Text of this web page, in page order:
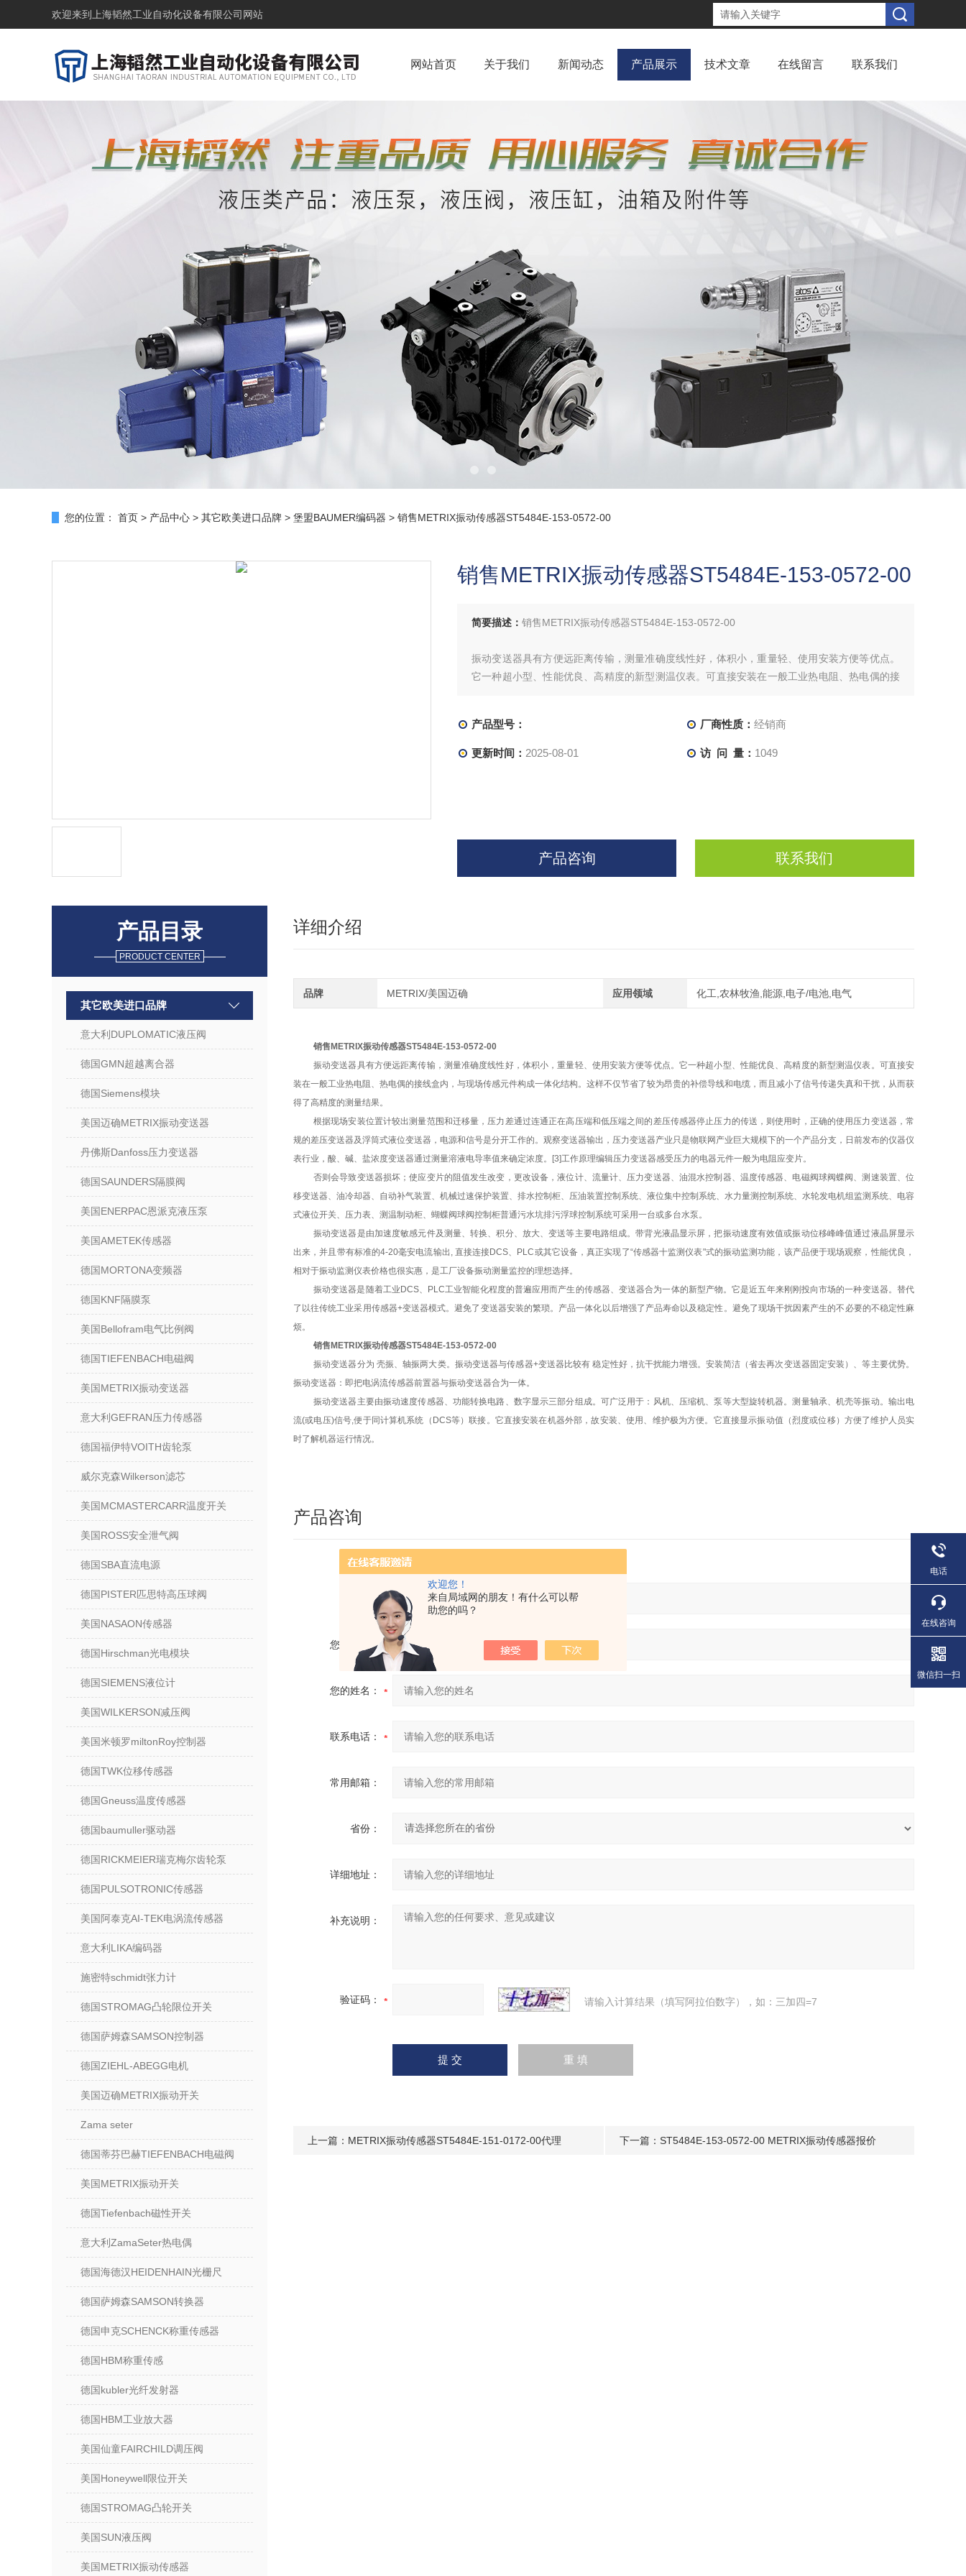
欢迎您！
来自局域网的朋友！有什么可以帮
助您的吗？
欢迎来到 上海韬然工业自动化设备有限公司网站
网站首页 关于我们 新闻动态 产品展示 技术文章 在线留言 联系我们
您的位置： 首页 > 产品中心 > 其它欧美进口品牌 > 堡盟BAUMER编码器 > 销售METRIX振动传感器ST5484E-153-0572-00
销售METRIX振动传感器ST5484E-153-0572-00
简要描述： 销售METRIX振动传感器ST5484E-153-0572-00
振动变送器具有方便远距离传输，测量准确度线性好，体积小，重量轻、使用安装方便等优点。
它一种超小型、性能优良、高精度的新型测温仪表。可直接安装在一般工业热电阻、热电偶的接
根据现场安装位置计较
产品型号： 厂商性质： 经销商
更新时间： 2025-08-01 访 问 量： 1049
产品咨询 联系我们
产品目录
PRODUCT CENTER
其它欧美进口品牌
意大利DUPLOMATIC液压阀
德国GMN超越离合器
德国Siemens模块
美国迈确METRIX振动变送器
丹佛斯Danfoss压力变送器
德国SAUNDERS隔膜阀
美国ENERPAC恩派克液压泵
美国AMETEK传感器
德国MORTONA变频器
德国KNF隔膜泵
美国Bellofram电气比例阀
德国TIEFENBACH电磁阀
美国METRIX振动变送器
意大利GEFRAN压力传感器
德国福伊特VOITH齿轮泵
威尔克森Wilkerson滤芯
美国MCMASTERCARR温度开关
美国ROSS安全泄气阀
德国SBA直流电源
德国PISTER匹思特高压球阀
美国NASAON传感器
德国Hirschman光电模块
德国SIEMENS液位计
美国WILKERSON减压阀
美国米顿罗miltonRoy控制器
德国TWK位移传感器
德国Gneuss温度传感器
德国baumuller驱动器
德国RICKMEIER瑞克梅尔齿轮泵
德国PULSOTRONIC传感器
美国阿泰克AI-TEK电涡流传感器
意大利LIKA编码器
施密特schmidt张力计
德国STROMAG凸轮限位开关
德国萨姆森SAMSON控制器
德国ZIEHL-ABEGG电机
美国迈确METRIX振动开关
Zama seter
德国蒂芬巴赫TIEFENBACH电磁阀
美国METRIX振动开关
德国Tiefenbach磁性开关
意大利ZamaSeter热电偶
德国海德汉HEIDENHAIN光栅尺
德国萨姆森SAMSON转换器
德国申克SCHENCK称重传感器
德国HBM称重传感
德国kubler光纤发射器
德国HBM工业放大器
美国仙童FAIRCHILD调压阀
美国Honeywell限位开关
德国STROMAG凸轮开关
美国SUN液压阀
美国METRIX振动传感器
详细介绍
品牌 METRIX/美国迈确 应用领域 化工,农林牧渔,能源,电子/电池,电气
销售METRIX振动传感器ST5484E-153-0572-00
振动变送器具有方便远距离传输，测量准确度线性好，体积小，重量轻、使用安装方便等优点。它一种超小型、性能优良、高精度的新型测温仪表。可直接安
装在一般工业热电阻、热电偶的接线盒内，与现场传感元件构成一体化结构。这样不仅节省了较为昂贵的补偿导线和电缆，而且减小了信号传递失真和干扰，从而获
得了高精度的测量结果。
根据现场安装位置计较出测量范围和迁移量，压力差通过连通正在高压端和低压端之间的差压传感器停止压力的传送，则使用时，正确的使用压力变送器，常
规的差压变送器及浮筒式液位变送器，电源和信号是分开工作的。观察变送器输出，压力变送器产业只是物联网产业巨大规模下的一个产品分支，日前发布的仪器仪
表行业，酸、碱、盐浓度变送器通过测量溶液电导率值来确定浓度。[3]工作原理编辑压力变送器感受压力的电器元件一般为电阻应变片。
否则会导致变送器损坏；使应变片的阻值发生改变，更改设备，液位计、流量计、压力变送器、油混水控制器、温度传感器、电磁阀球阀蝶阀、测速装置、位
移变送器、油冷却器、自动补气装置、机械过速保护装置、排水控制柜、压油装置控制系统、液位集中控制系统、水力量测控制系统、水轮发电机组监测系统、电容
式液位开关、压力表、测温制动柜、蝴蝶阀球阀控制柜普通污水坑排污浮球控制系统可采用一台或多台水泵。
振动变送器是由加速度敏感元件及测量、转换、积分、放大、变送等主要电路组成。带背光液晶显示屏，把振动速度有效值或振动位移峰峰值通过液晶屏显示
出来，并且带有标准的4-20毫安电流输出, 直接连接DCS、PLC或其它设备，真正实现了“传感器十监测仪表"式的振动监测功能，该产品便于现场观察，性能优良，
相对于振动监测仪表价格也很实惠，是工厂设备振动测量监控的理想选择。
振动变送器是随着工业DCS、PLC工业智能化程度的普遍应用而产生的传感器、变送器合为一体的新型产物。它是近五年来刚刚投向市场的一种变送器。替代
了以往传统工业采用传感器+变送器模式。避免了变送器安装的繁琐。产品一体化以后增强了产品寿命以及稳定性。避免了现场干扰因素产生的不必要的不稳定性麻
烦。
销售METRIX振动传感器ST5484E-153-0572-00
振动变送器分为 壳振、轴振两大类。振动变送器与传感器+变送器比较有 稳定性好，抗干扰能力增强。安装简洁（省去再次变送器固定安装）、等主要优势。
振动变送器：即把电涡流传感器前置器与振动变送器合为一体。
振动变送器主要由振动速度传感器、功能转换电路、数字显示三部分组成。可广泛用于：风机、压缩机、泵等大型旋转机器。测量轴承、机壳等振动。输出电
流(或电压)信号,便于同计算机系统（DCS等）联接。它直接安装在机器外部，故安装、使用、维护极为方便。它直接显示振动值（烈度或位移）方便了维护人员实
时了解机器运行情况。
产品咨询
产品：
您的单位：
您的姓名：
联系电话：
常用邮箱：
省份：
详细地址：
补充说明：
验证码： 请输入计算结果（填写阿拉伯数字），如：三加四=7
上一篇： METRIX振动传感器ST5484E-151-0172-00代理 下一篇： ST5484E-153-0572-00 METRIX振动传感器报价
电话
在线咨询
微信扫一扫